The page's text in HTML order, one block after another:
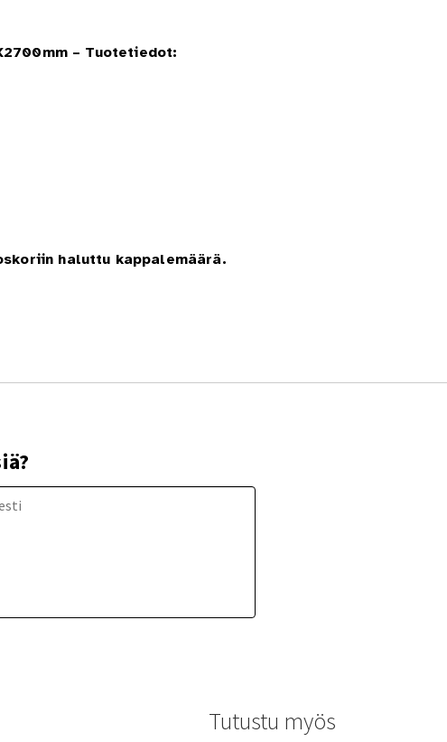
– Tuotetiedot:
haluttu kappalemäärä.
Tutustu myös